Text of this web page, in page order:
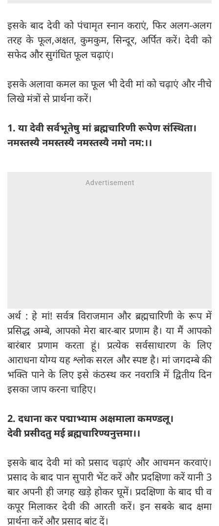
इसके बाद देवी को पंचामृत स्नान कराएं, फिर अलग-अलग
तरह के फूल,अक्षत, कुमकुम, सिन्दूर, अर्पित करें। देवी को
सफेद और सुगंधित फूल चढ़ाएं।
इसके अलावा कमल का फूल भी देवी मां को चढ़ाएं और नीचे
लिखे मंत्रों से प्रार्थना करें।
1. या देवी सर्वभू‍तेषु मां ब्रह्मचारिणी रूपेण संस्थिता।
नमस्तस्यै नमस्तस्यै नमस्तस्यै नमो नम:।।
अर्थ : हे मां! सर्वत्र विराजमान और ब्रह्मचारिणी के रूप में
प्रसिद्ध अम्बे, आपको मेरा बार-बार प्रणाम है। या मैं आपको
बारंबार प्रणाम करता हूं। प्रत्येक सर्वसाधारण के लिए
आराधना योग्य यह श्लोक सरल और स्पष्ट है। मां जगदम्बे की
भक्ति पाने के लिए इसे कंठस्थ कर नवरात्रि में द्वितीय दिन
इसका जाप करना चाहिए।
2. दधाना कर पद्माभ्याम अक्षमाला कमण्डलू।
देवी प्रसीदतु मई ब्रह्मचारिण्यनुत्तमा।।
इसके बाद देवी मां को प्रसाद चढ़ाएं और आचमन करवाएं।
प्रसाद के बाद पान सुपारी भेंट करें और प्रदक्षिणा करें यानी 3
बार अपनी ही जगह खड़े होकर घूमें। प्रदक्षिणा के बाद घी व
कपूर मिलाकर देवी की आरती करें। इन सबके बाद क्षमा
प्रार्थना करें और प्रसाद बांट दें।